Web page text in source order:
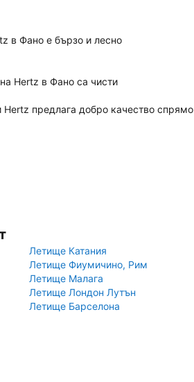
в Фано е бързо и лесно
на Hertz в Фано са чисти
Hertz предлага добро качество спрямо
Летище Катания
Летище Фиумичино, Рим
Летище Малага
Летище Лондон Лутън
Летище Барселона